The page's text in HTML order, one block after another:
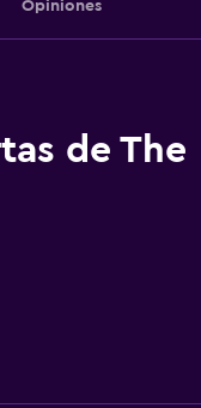
Opiniones
de The